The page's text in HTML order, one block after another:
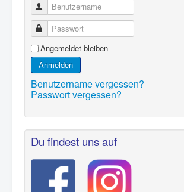
Benutzername
Passwort
Angemeldet bleiben
Anmelden
Benutzername vergessen?
Passwort vergessen?
Du findest uns auf